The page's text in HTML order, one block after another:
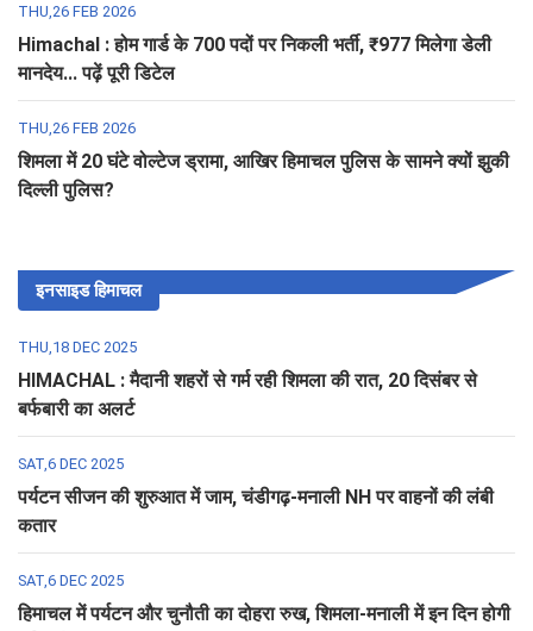
THU,26 FEB 2026
Himachal : होम गार्ड के 700 पदों पर निकली भर्ती, ₹977 मिलेगा डेली
मानदेय... पढ़ें पूरी डिटेल
THU,26 FEB 2026
शिमला में 20 घंटे वोल्टेज ड्रामा, आखिर हिमाचल पुलिस के सामने क्यों झुकी
दिल्ली पुलिस?
इनसाइड हिमाचल
THU,18 DEC 2025
HIMACHAL : मैदानी शहरों से गर्म रही शिमला की रात, 20 दिसंबर से
बर्फबारी का अलर्ट
SAT,6 DEC 2025
पर्यटन सीजन की शुरुआत में जाम, चंडीगढ़-मनाली NH पर वाहनों की लंबी
कतार
SAT,6 DEC 2025
हिमाचल में पर्यटन और चुनौती का दोहरा रुख, शिमला-मनाली में इन दिन होगी